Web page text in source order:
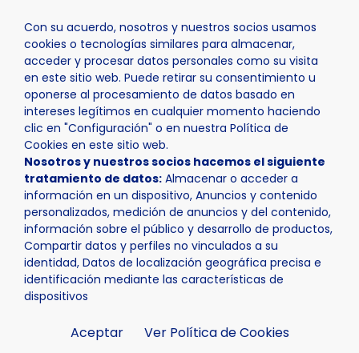
Con su acuerdo, nosotros y nuestros socios usamos
cookies o tecnologías similares para almacenar,
acceder y procesar datos personales como su visita
en este sitio web. Puede retirar su consentimiento u
oponerse al procesamiento de datos basado en
intereses legítimos en cualquier momento haciendo
clic en "Configuración" o en nuestra Política de
Cookies en este sitio web.
Nosotros y nuestros socios hacemos el siguiente
tratamiento de datos: Almacenar o acceder a
información en un dispositivo, Anuncios y contenido
personalizados, medición de anuncios y del contenido,
información sobre el público y desarrollo de productos,
Compartir datos y perfiles no vinculados a su
identidad, Datos de localización geográfica precisa e
identificación mediante las características de
dispositivos
Aceptar Ver Política de Cookies
Inicio Actualidad Agenda Publicidad con IA